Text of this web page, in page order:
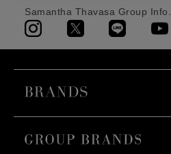
Samantha Thavasa Group Info.